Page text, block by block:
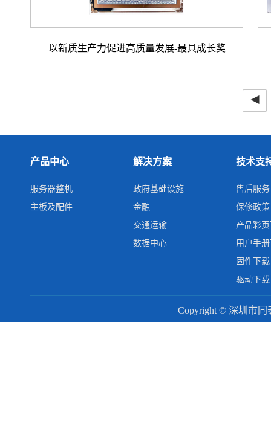
以新质生产力促进高质量发展-最具成长奖
◂
产品中心
服务器整机
主板及配件
解决方案
政府基础设施
金融
交通运输
数据中心
技术支
售后服务
保修政策
产品彩
用户手
固件下载
驱动下载
Copyright © 深圳市同